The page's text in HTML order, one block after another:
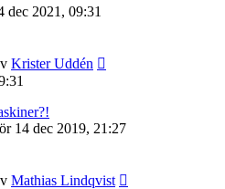
dec 2021, 09:31
Krister Uddén
14 dec 2019, 21:27
Mathias Lindqvist